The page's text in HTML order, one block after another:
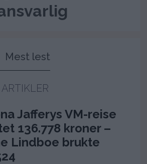
Mest lest
Jafferys VM-reise
136.778 kroner –
Lindboe brukte